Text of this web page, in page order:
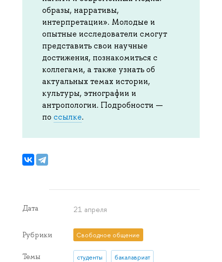
образы, нарративы,
интерпретации». Молодые и
опытные исследователи смогут
представить свои научные
достижения, познакомиться с
коллегами, а также узнать об
актуальных темах истории,
культуры, этнографии и
антропологии. Подробности —
по ссылке.
Дата 21 апреля
Рубрики Свободное общение
Темы студенты бакалавриат